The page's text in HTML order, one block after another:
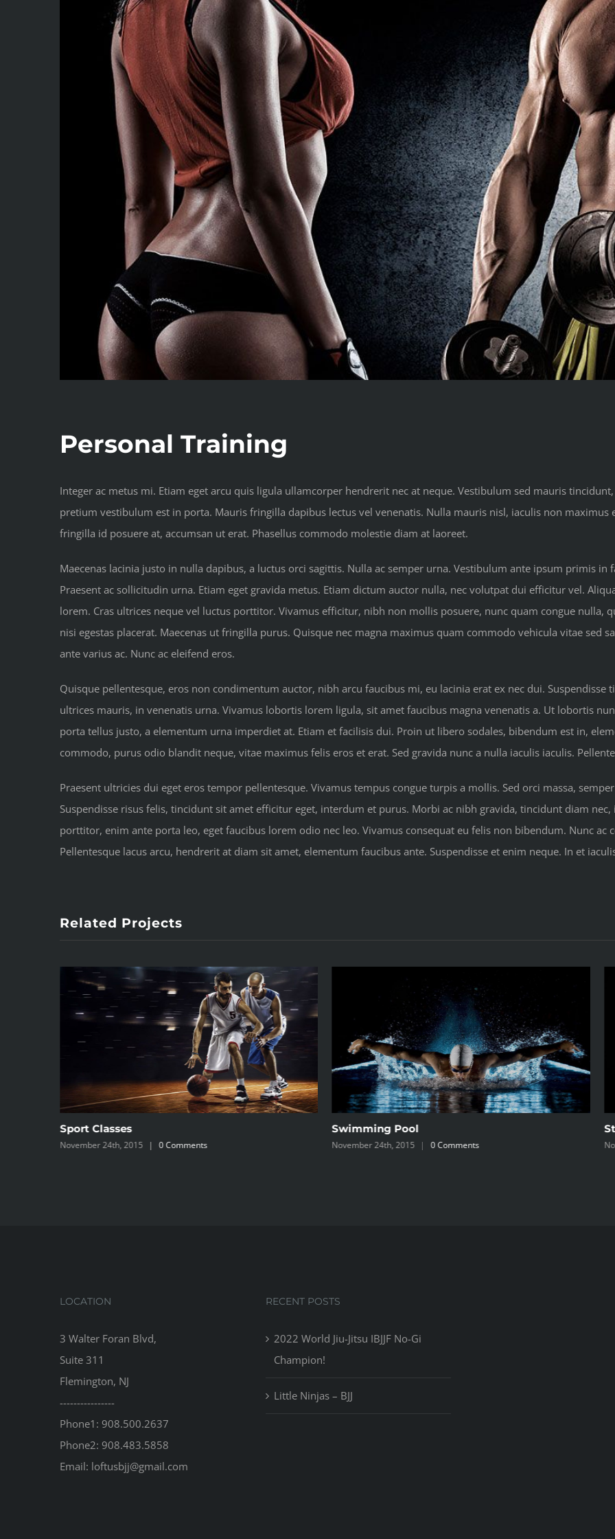
Personal Training
Integer ac metus mi. Etiam eget arcu quis ligula ullamcorper hendrerit nec at neque. Vestibulum sed mauris
pretium vestibulum est in porta. Mauris fringilla dapibus lectus vel venenatis. Nulla mauris nisl, iaculis non maximus
fringilla id posuere at, accumsan ut erat. Phasellus commodo molestie diam at laoreet.
Maecenas lacinia justo in nulla dapibus, a luctus orci sagittis. Nulla ac semper urna. Vestibulum ante ipsum primis in
Praesent ac sollicitudin urna. Etiam eget gravida metus. Etiam dictum auctor nulla, nec volutpat dui efficitur vel.
lorem. Cras ultrices neque vel luctus porttitor. Vivamus efficitur, nibh non mollis posuere, nunc quam congue nulla,
nisi egestas placerat. Maecenas ut fringilla purus. Quisque nec magna maximus quam commodo vehicula vitae sed
ante varius ac. Nunc ac eleifend eros.
Quisque pellentesque, eros non condimentum auctor, nibh arcu faucibus mi, eu lacinia erat ex nec dui.
ultrices mauris, in venenatis urna. Vivamus lobortis lorem ligula, sit amet faucibus magna venenatis a. Ut lobortis
porta tellus justo, a elementum urna imperdiet at. Etiam et facilisis dui. Proin ut libero sodales, bibendum est in,
commodo, purus odio blandit neque, vitae maximus felis eros et erat. Sed gravida nunc a nulla iaculis iaculis.
Praesent ultricies dui eget eros tempor pellentesque. Vivamus tempus congue turpis a mollis. Sed orci massa,
Suspendisse risus felis, tincidunt sit amet efficitur eget, interdum et purus. Morbi ac nibh gravida, tincidunt diam
porttitor, enim ante porta leo, eget faucibus lorem odio nec leo. Vivamus consequat eu felis non bibendum. Nunc ac
Pellentesque lacus arcu, hendrerit at diam sit amet, elementum faucibus ante. Suspendisse et enim neque. In et
Related Projects
Sport Classes
November 24th, 2015 | 0 Comments
Swimming Pool
November 24th, 2015 | 0 Comments
LOCATION
3 Walter Foran Blvd,
Suite 311
Flemington, NJ
----------------
Phone1: 908.500.2637
Phone2: 908.483.5858
Email: loftusbjj@gmail.com
RECENT POSTS
2022 World Jiu-Jitsu IBJJF No-Gi
Champion!
Little Ninjas – BJJ